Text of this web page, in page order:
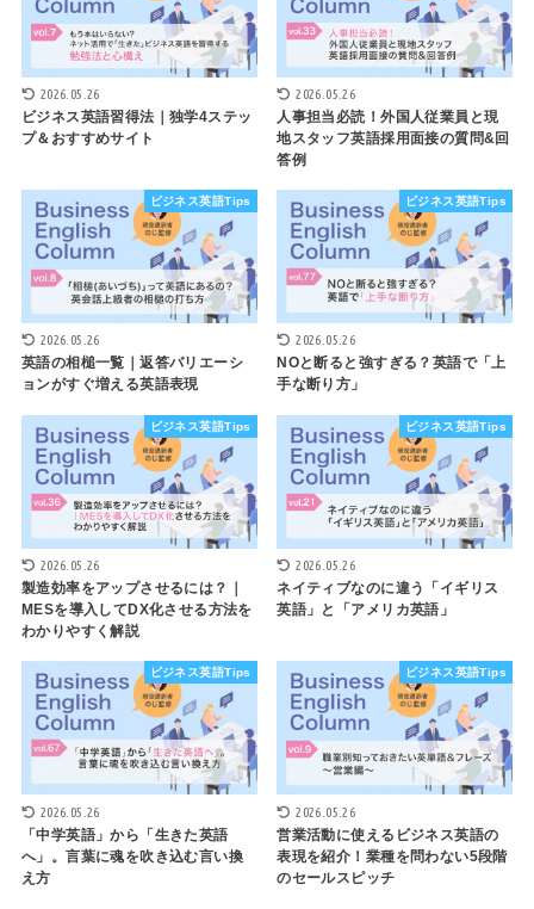
2026.05.26
ビジネス英語習得法｜独学4ステッ
プ＆おすすめサイト
2026.05.26
人事担当必読！外国人従業員と現
地スタッフ英語採用面接の質問&回
答例
ビジネス英語Tips
2026.05.26
英語の相槌一覧｜返答バリエーシ
ョンがすぐ増える英語表現
ビジネス英語Tips
2026.05.26
NOと断ると強すぎる？英語で「上
手な断り方」
ビジネス英語Tips
2026.05.26
製造効率をアップさせるには？｜
MESを導入してDX化させる方法を
わかりやすく解説
ビジネス英語Tips
2026.05.26
ネイティブなのに違う「イギリス
英語」と「アメリカ英語」
ビジネス英語Tips
2026.05.26
「中学英語」から「生きた英語
へ」。言葉に魂を吹き込む言い換
え方
ビジネス英語Tips
2026.05.26
営業活動に使えるビジネス英語の
表現を紹介！業種を問わない5段階
のセールスピッチ